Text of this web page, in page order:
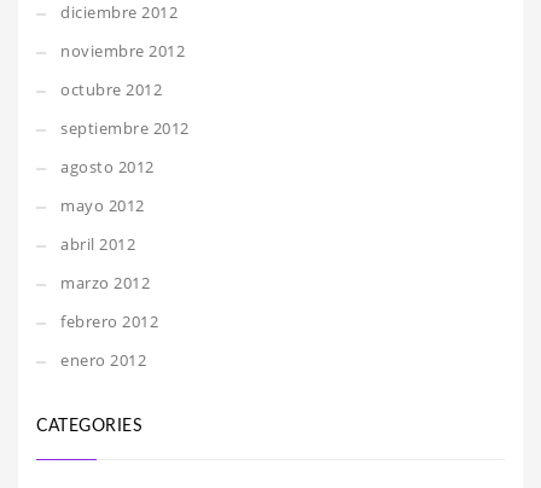
diciembre 2012
noviembre 2012
octubre 2012
septiembre 2012
agosto 2012
mayo 2012
abril 2012
marzo 2012
febrero 2012
enero 2012
CATEGORIES